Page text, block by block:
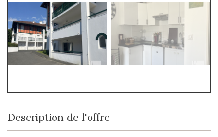
Description de l'offre